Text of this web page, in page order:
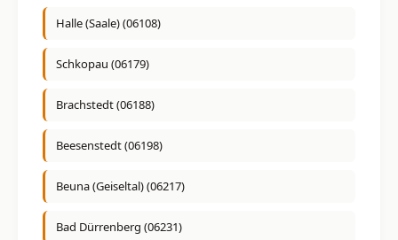
Halle (Saale) (06108)
Schkopau (06179)
Brachstedt (06188)
Beesenstedt (06198)
Beuna (Geiseltal) (06217)
Bad Dürrenberg (06231)